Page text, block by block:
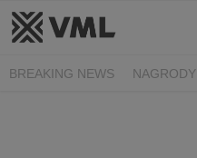
BREAKING NEWS NAGRODY